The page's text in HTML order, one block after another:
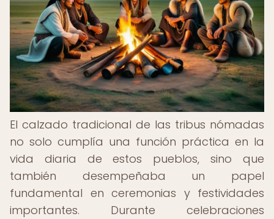
El calzado tradicional de las tribus nómadas
no solo cumplía una función práctica en la
vida diaria de estos pueblos, sino que
también desempeñaba un papel
fundamental en ceremonias y festividades
importantes. Durante celebraciones